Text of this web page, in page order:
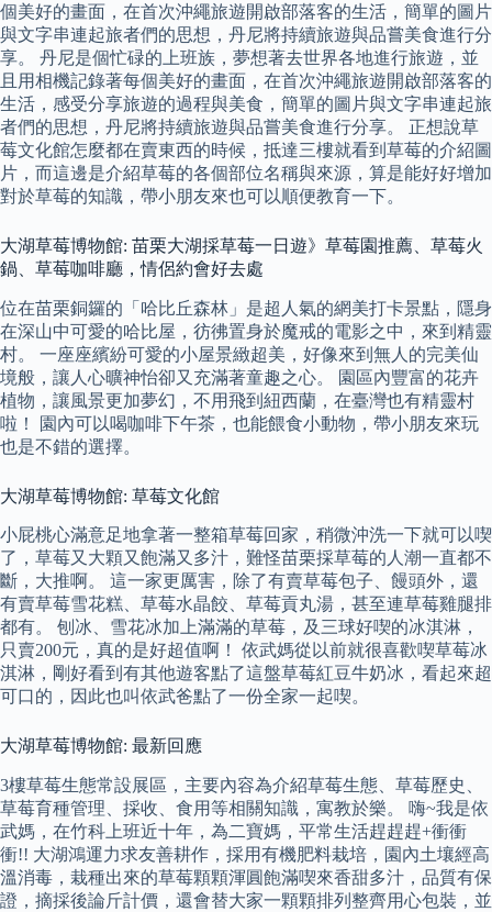
個美好的畫面，在首次沖繩旅遊開啟部落客的生活，簡單的圖片
與文字串連起旅者們的思想，丹尼將持續旅遊與品嘗美食進行分
享。 丹尼是個忙碌的上班族，夢想著去世界各地進行旅遊，並
且用相機記錄著每個美好的畫面，在首次沖繩旅遊開啟部落客的
生活，感受分享旅遊的過程與美食，簡單的圖片與文字串連起旅
者們的思想，丹尼將持續旅遊與品嘗美食進行分享。 正想說草
莓文化館怎麼都在賣東西的時候，抵達三樓就看到草莓的介紹圖
片，而這邊是介紹草莓的各個部位名稱與來源，算是能好好增加
對於草莓的知識，帶小朋友來也可以順便教育一下。
大湖草莓博物館: 苗栗大湖採草莓一日遊》草莓園推薦、草莓火
鍋、草莓咖啡廳，情侶約會好去處
位在苗栗銅鑼的「哈比丘森林」是超人氣的網美打卡景點，隱身
在深山中可愛的哈比屋，彷彿置身於魔戒的電影之中，來到精靈
村。 一座座繽紛可愛的小屋景緻超美，好像來到無人的完美仙
境般，讓人心曠神怡卻又充滿著童趣之心。 園區內豐富的花卉
植物，讓風景更加夢幻，不用飛到紐西蘭，在臺灣也有精靈村
啦！ 園內可以喝咖啡下午茶，也能餵食小動物，帶小朋友來玩
也是不錯的選擇。
大湖草莓博物館: 草莓文化館
小屁桃心滿意足地拿著一整箱草莓回家，稍微沖洗一下就可以喫
了，草莓又大顆又飽滿又多汁，難怪苗栗採草莓的人潮一直都不
斷，大推啊。 這一家更厲害，除了有賣草莓包子、饅頭外，還
有賣草莓雪花糕、草莓水晶餃、草莓貢丸湯，甚至連草莓雞腿排
都有。 刨冰、雪花冰加上滿滿的草莓，及三球好喫的冰淇淋，
只賣200元，真的是好超值啊！ 依武媽從以前就很喜歡喫草莓冰
淇淋，剛好看到有其他遊客點了這盤草莓紅豆牛奶冰，看起來超
可口的，因此也叫依武爸點了一份全家一起喫。
大湖草莓博物館: 最新回應
3樓草莓生態常設展區，主要內容為介紹草莓生態、草莓歷史、
草莓育種管理、採收、食用等相關知識，寓教於樂。 嗨~我是依
武媽，在竹科上班近十年，為二寶媽，平常生活趕趕趕+衝衝
衝!! 大湖鴻運力求友善耕作，採用有機肥料栽培，園內土壤經高
溫消毒，栽種出來的草莓顆顆渾圓飽滿喫來香甜多汁，品質有保
證，摘採後論斤計價，還會替大家一顆顆排列整齊用心包裝，並